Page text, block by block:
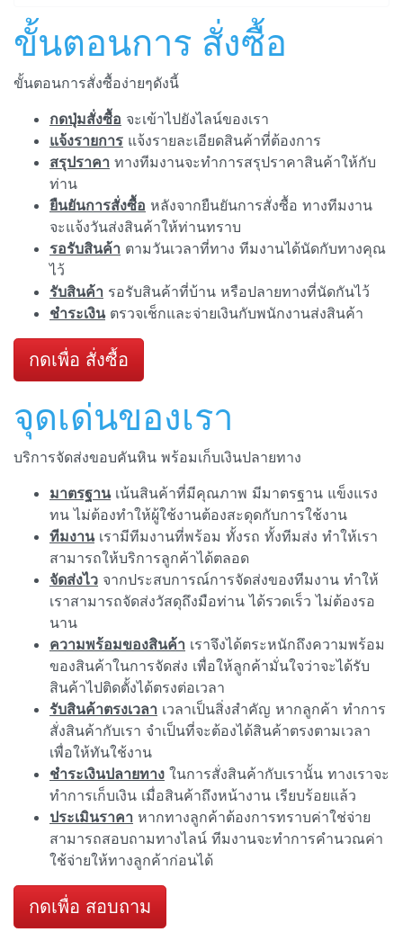
ขั้นตอนการ สั่งซื้อ
ขั้นตอนการสั่งซื้อง่ายๆดังนี้
กดปุ่มสั่งซื้อ จะเข้าไปยังไลน์ของเรา
แจ้งรายการ แจ้งรายละเอียดสินค้าที่ต้องการ
สรุปราคา ทางทีมงานจะทำการสรุปราคาสินค้าให้กับ
ท่าน
ยืนยันการสั่งซื้อ หลังจากยืนยันการสั่งซื้อ ทางทีมงาน
จะแจ้งวันส่งสินค้าให้ท่านทราบ
รอรับสินค้า ตามวันเวลาที่ทาง ทีมงานได้นัดกับทางคุณ
ไว้
รับสินค้า รอรับสินค้าที่บ้าน หรือปลายทางที่นัดกันไว้
ชำระเงินตรวจเช็กและจ่ายเงินกับพนักงานส่งสินค้า
กดเพื่อ สั่งซื้อ
จุดเด่นของเรา
บริการจัดส่งขอบคันหิน พร้อมเก็บเงินปลายทาง
มาตรฐานเน้นสินค้าที่มีคุณภาพ มีมาตรฐาน แข็งแรง
ทน ไม่ต้องทำให้ผู้ใช้งานต้องสะดุดกับการใช้งาน
ทีมงานเรามีทีมงานที่พร้อม ทั้งรถ ทั้งทีมส่ง ทำให้เรา
สามารถให้บริการลูกค้าได้ตลอด
จัดส่งไว จากประสบการณ์การจัดส่งของทีมงาน ทำให้
เราสามารถจัดส่งวัสดุถึงมือท่าน ได้รวดเร็ว ไม่ต้องรอ
นาน
ความพร้อมของสินค้า เราจึงได้ตระหนักถึงความพร้อม
ของสินค้าในการจัดส่ง เพื่อให้ลูกค้ามั่นใจว่าจะได้รับ
สินค้าไปติดตั้งได้ตรงต่อเวลา
รับสินค้าตรงเวลา เวลาเป็นสิ่งสำคัญ หากลูกค้า ทำการ
สั่งสินค้ากับเรา จำเป็นที่จะต้องได้สินค้าตรงตามเวลา
เพื่อให้ทันใช้งาน
ชำระเงินปลายทาง ในการสั่งสินค้ากับเรานั้น ทางเราจะ
ทำการเก็บเงิน เมื่อสินค้าถึงหน้างาน เรียบร้อยแล้ว
ประเมินราคา หากทางลูกค้าต้องการทราบค่าใช่จ่าย
สามารถสอบถามทางไลน์ ทีมงานจะทำการคำนวณค่า
ใช้จ่ายให้ทางลูกค้าก่อนได้
กดเพื่อ สอบถาม